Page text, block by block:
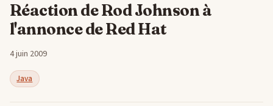
Réaction de Rod Johnson à
l'annonce de Red Hat
4 juin 2009
Java